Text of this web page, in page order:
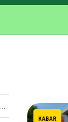
KABAR